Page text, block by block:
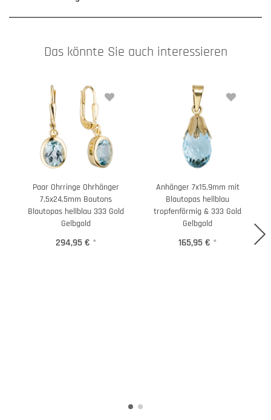
Das könnte Sie auch interessieren
Paar Ohrringe Ohrhänger
7,5x24,5mm Boutons
Blautopas hellblau 333 Gold
Gelbgold
294,95 € *
Anhänger 7x15,9mm mit
Blautopas hellblau
tropfenförmig & 333 Gold
Gelbgold
165,95 € *